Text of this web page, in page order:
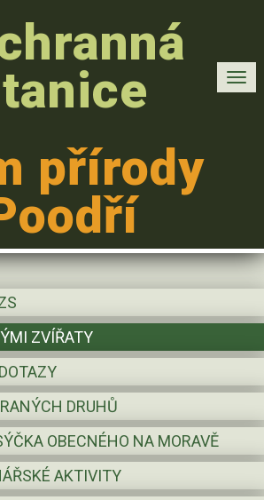
přírody
ZVÍŘATY
DRUHŮ
OBECNÉHO NA MORAVĚ
AKTIVITY